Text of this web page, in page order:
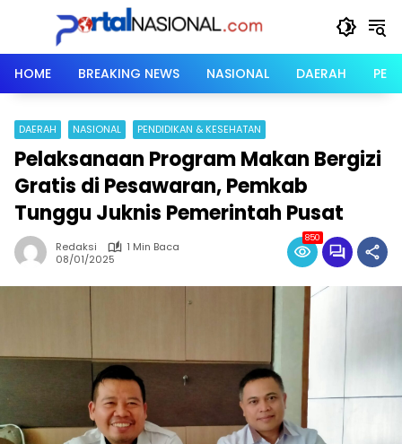
HOME
BREAKING NEWS NASIONAL DAERAH
DAERAH NASIONAL PENDIDIKAN & KESEHATAN
Pelaksanaan Program Makan Bergizi
Gratis di Pesawaran, Pemkab
Tunggu Juknis Pemerintah Pusat
Redaksi
1 Min Baca
08/01/2025
850